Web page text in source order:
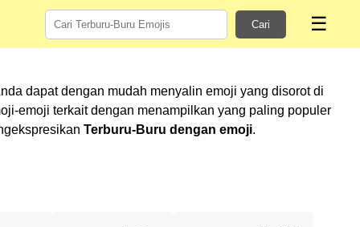
Cari ☰
dapat dengan mudah menyalin emoji yang disorot di
emoji terkait dengan menampilkan yang paling populer
Terburu-Buru dengan emoji.